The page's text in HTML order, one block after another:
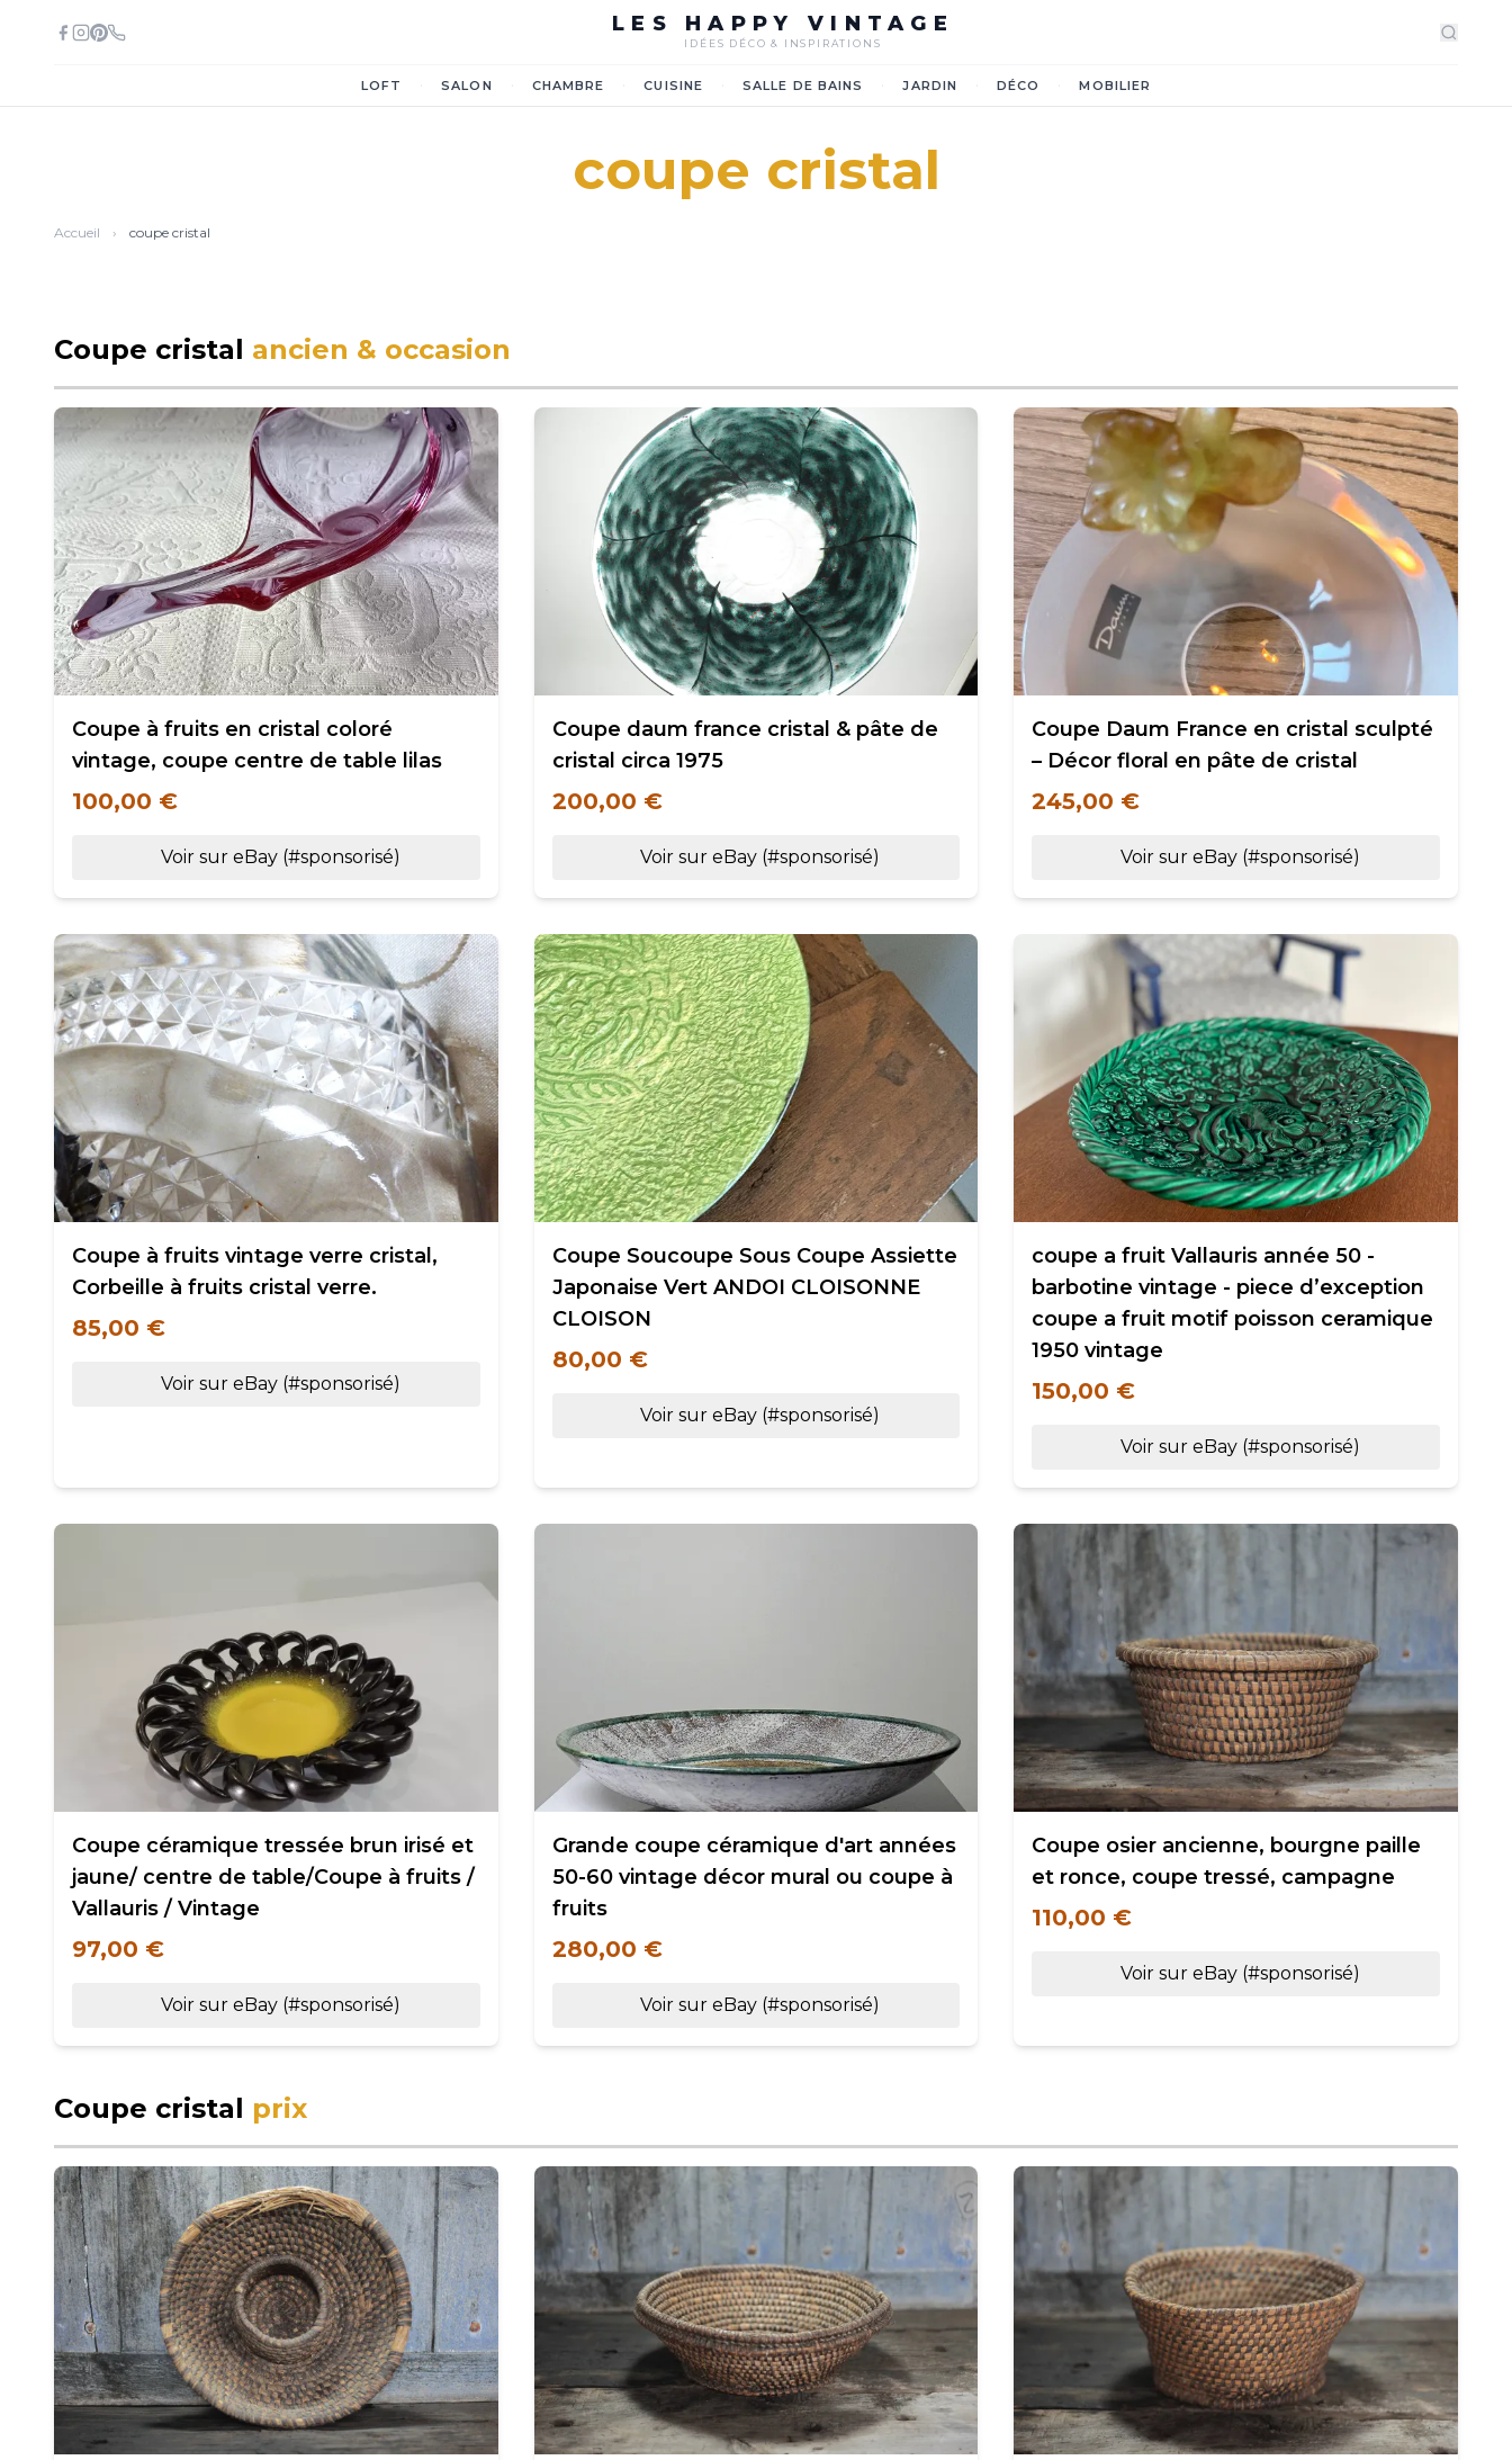
LES HAPPY VINTAGE
IDÉES DÉCO & INSPIRATIONS
LOFT SALON CHAMBRE CUISINE SALLE DE BAINS JARDIN DÉCO MOBILIER
coupe cristal
Accueil › coupe cristal
Coupe cristal ancien & occasion
Coupe à fruits en cristal coloré
vintage, coupe centre de table lilas
100,00 €
Voir sur eBay (#sponsorisé)
Coupe daum france cristal & pâte de
cristal circa 1975
200,00 €
Voir sur eBay (#sponsorisé)
Coupe Daum France en cristal sculpté
– Décor floral en pâte de cristal
245,00 €
Voir sur eBay (#sponsorisé)
Coupe à fruits vintage verre cristal,
Corbeille à fruits cristal verre.
85,00 €
Voir sur eBay (#sponsorisé)
Coupe Soucoupe Sous Coupe Assiette
Japonaise Vert ANDOI CLOISONNE
CLOISON
80,00 €
Voir sur eBay (#sponsorisé)
coupe a fruit Vallauris année 50 -
barbotine vintage - piece d’exception
coupe a fruit motif poisson ceramique
1950 vintage
150,00 €
Voir sur eBay (#sponsorisé)
Coupe céramique tressée brun irisé et
jaune/ centre de table/Coupe à fruits /
Vallauris / Vintage
97,00 €
Voir sur eBay (#sponsorisé)
Grande coupe céramique d'art années
50-60 vintage décor mural ou coupe à
fruits
280,00 €
Voir sur eBay (#sponsorisé)
Coupe osier ancienne, bourgne paille
et ronce, coupe tressé, campagne
110,00 €
Voir sur eBay (#sponsorisé)
Coupe cristal prix